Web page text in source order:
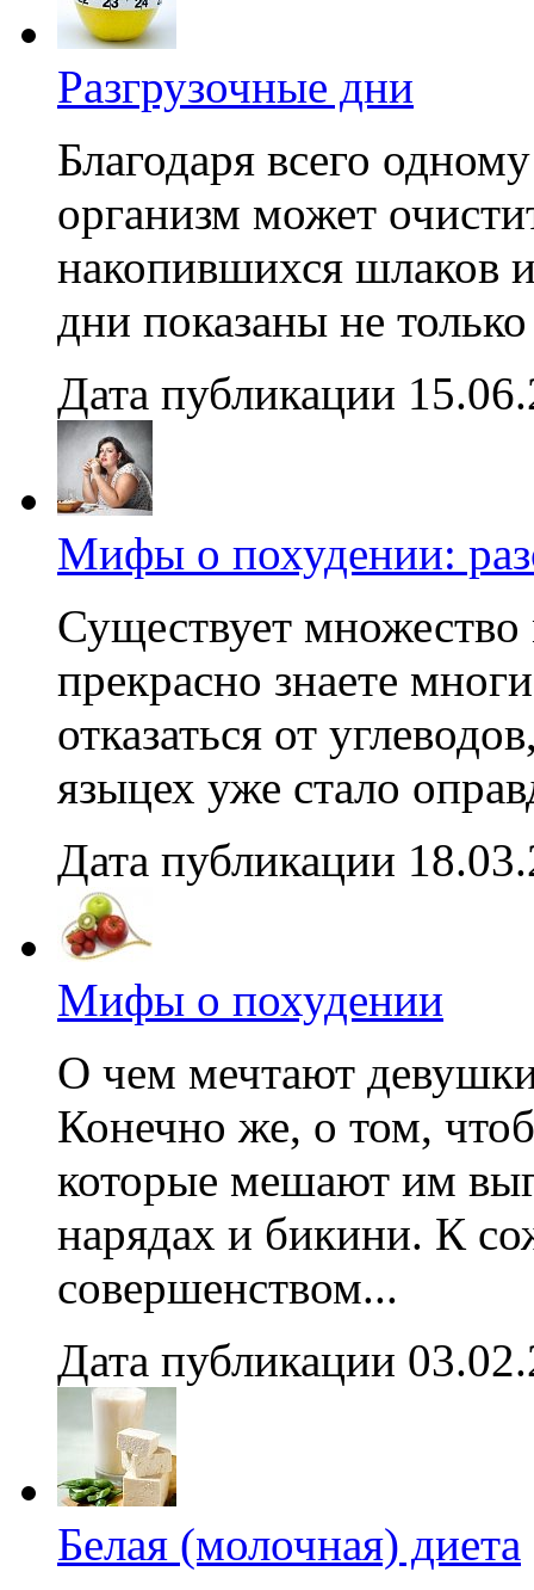
Разгрузочные дни
Благодаря всего
организм может
накопившихся шлаков
дни показаны не
Дата публикации
Мифы о похудении:
Существует
прекрасно знаете
отказаться от
языцех уже стало
Дата публикации
Мифы о похудении
О чем мечтают девушки
Конечно же, о том,
которые мешают им
нарядах и бикини. К
совершенством...
Дата публикации
Белая (молочная) диета